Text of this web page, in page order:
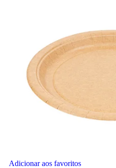
Adicionar aos favoritos